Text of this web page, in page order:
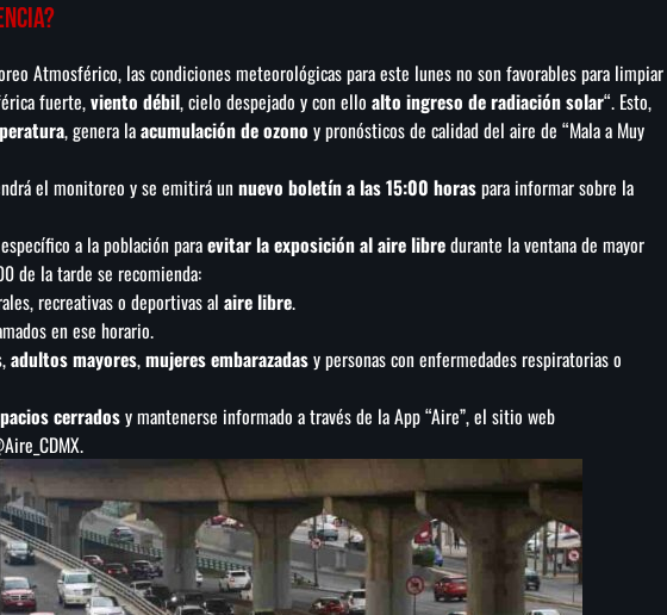
Atmosférico, las condiciones meteorológicas para este lunes no son favorables para limpiar
fuerte,viento débil, cielo despejado y con ello alto ingreso de radiación solar“. Esto,
, genera laacumulación de ozono y pronósticos de calidad del aire de “Mala a Muy
el monitoreo y se emitirá un nuevo boletín a las 15:00 horaspara informar sobre la
a la población paraevitar la exposición al aire libredurante la ventana de mayor
de la tarde se recomienda:
recreativas o deportivas al aire libre.
en ese horario.
,adultos mayores,mujeres embarazadasy personas con enfermedades respiratorias o
cerradosy mantenerse informado a través de la App “Aire”, el sitio web